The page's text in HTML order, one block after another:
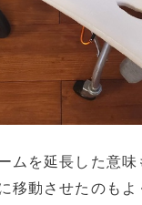
ムを延長した意味
移動させたのもよ